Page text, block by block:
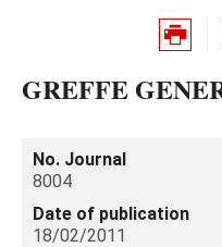
GREFFE
No. Journal
8004
Date of publication
18/02/2011